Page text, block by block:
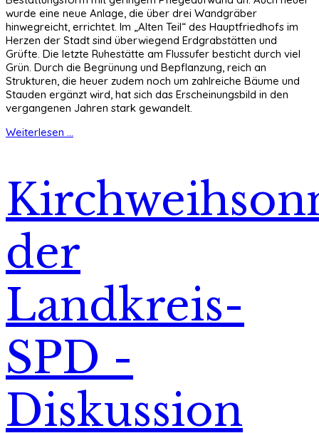
wurde eine neue Anlage, die über drei Wandgräber
hinwegreicht, errichtet. Im „Alten Teil“ des Hauptfriedhofs im
Herzen der Stadt sind überwiegend Erdgrabstätten und
Grüfte. Die letzte Ruhestätte am Flussufer besticht durch viel
Grün. Durch die Begrünung und Bepflanzung, reich an
Strukturen, die heuer zudem noch um zahlreiche Bäume und
Stauden ergänzt wird, hat sich das Erscheinungsbild in den
vergangenen Jahren stark gewandelt.
Weiterlesen ...
der
Landkreis-
SPD -
Diskussion